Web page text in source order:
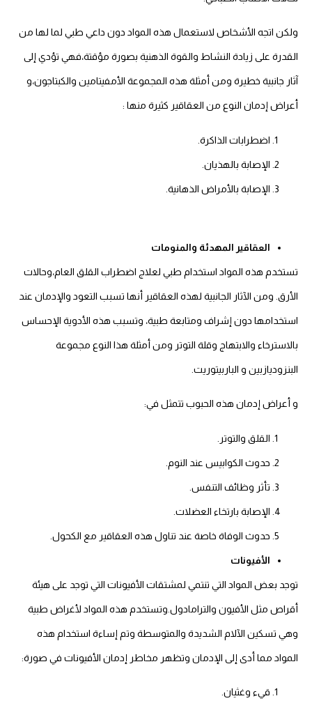
ولكن اتجه الأشخاص لاستعمال هذه المواد دون داعي طبي لما لها من
القدرة على زيادة النشاط والقوة الذهنية بصورة مؤقتة،فهي تؤدي إلى
آثار جانبية خطيرة ومن أمثلة هذه المجموعة الأمفيتامين والكبتاجون،و
أعراض إدمان النوع من العقاقير كثيرة منها :
اضطرابات الذاكرة.
الإصابة بالهذيان.
الإصابة بالأمراض الذهانية.
العقاقير المهدئة والمنومات
تستخدم هذه المواد استخدام طبي لعلاج اضطراب القلق العام،وحالات
الأرق. ومن الآثار الجانبية لهذه العقاقير أنها تسبب التعود والإدمان عند
استخدامها دون إشراف ومتابعة طبية، وتسبب هذه الأدوية الإحساس
بالاسترخاء والابتهاج وقلة التوتر ومن أمثلة هذا النوع مجموعة
البنزوديازبين و الباربيتوريت.
و أعراض إدمان هذه الحبوب تتمثل في:
القلق والتوتر.
حدوث الكوابيس عند النوم.
تأثر وظائف التنفس.
الإصابة بارتخاء العضلات.
حدوث الوفاة خاصة عند تناول هذه العقاقير مع الكحول.
الأفيونات
توجد بعض المواد التي تنتمي لمشتقات الأفيونات التي توجد على هيئة
أقراص مثل الأفيون والترامادول.وتستخدم هذه المواد لأغراض طبية
وهي تسكين الآلام الشديدة والمتوسطة وتم إساءة استخدام هذه
المواد مما أدى إلى الإدمان وتظهر مخاطر إدمان الأفيونات في صورة:
قيء وغثيان.